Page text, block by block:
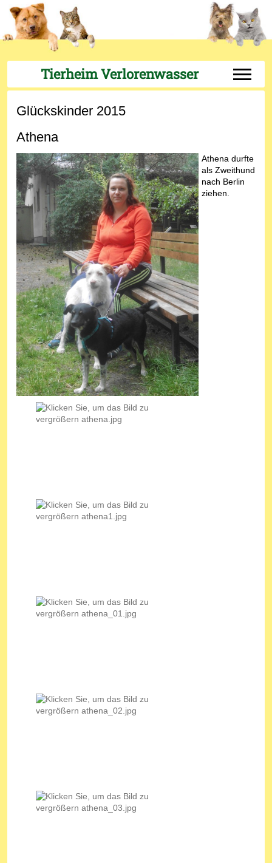
Tierheim Verlorenwasser Off-
Glückskinder 2015
Athena
Athena durfte
als Zweithund
nach Berlin
ziehen.